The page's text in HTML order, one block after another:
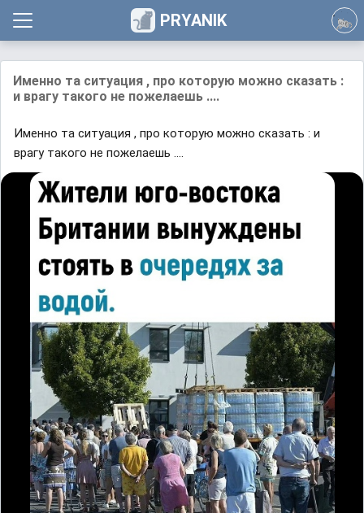
PRYANIK
Именно та ситуация , про которую можно сказать :
и врагу такого не пожелаешь ....
Именно та ситуация , про которую можно сказать : и
врагу такого не пожелаешь ....